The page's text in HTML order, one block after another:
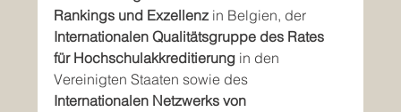
Rankings und Exzellenz in Belgien, der
Internationalen Qualitätsgruppe des Rates
für Hochschulakkreditierung in den
Vereinigten Staaten sowie des
Internationalen Netzwerks von